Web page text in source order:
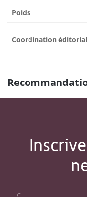
Poids
Coordination